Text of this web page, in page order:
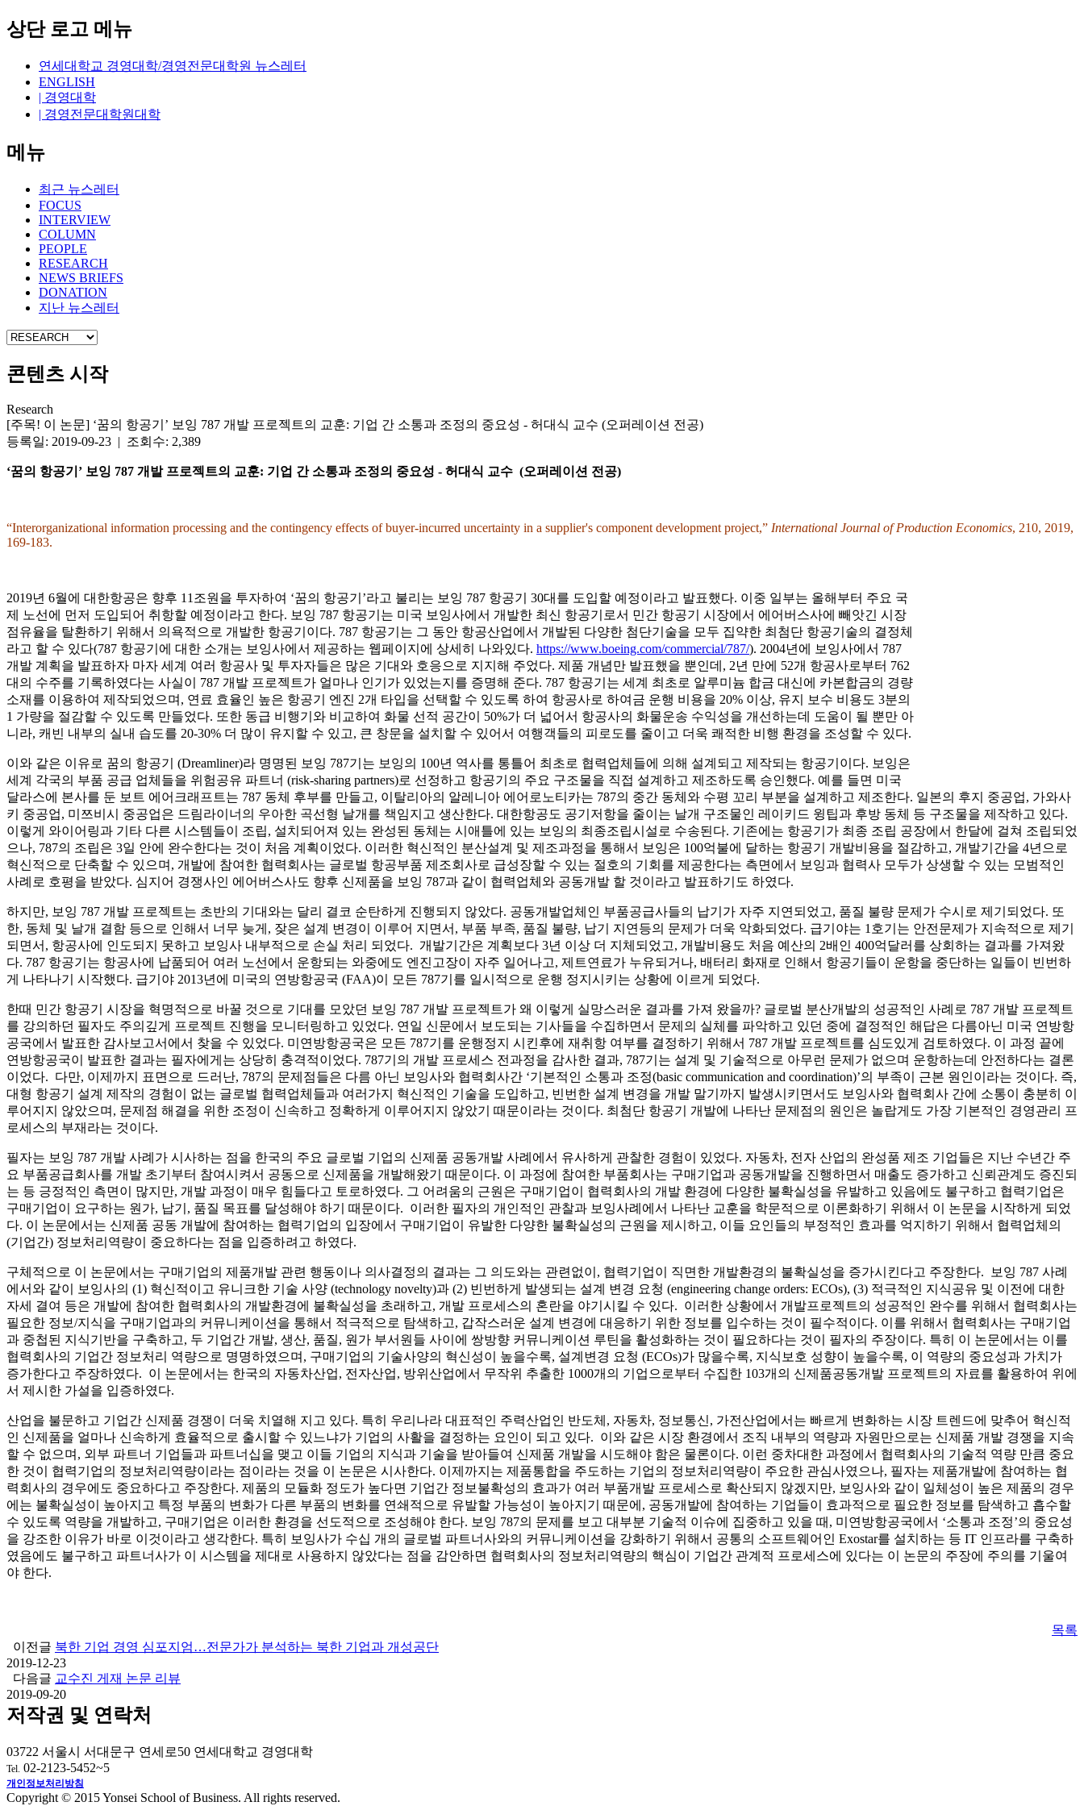
상단 로고 메뉴
연세대학교 경영대학/경영전문대학원 뉴스레터
ENGLISH
| 경영대학
| 경영전문대학원대학
메뉴
최근 뉴스레터
FOCUS
INTERVIEW
COLUMN
PEOPLE
RESEARCH
NEWS BRIEFS
DONATION
지난 뉴스레터
콘텐츠 시작
Research
[주목! 이 논문] ‘꿈의 항공기’ 보잉 787 개발 프로젝트의 교훈: 기업 간 소통과 조정의 중요성 - 허대식 교수 (오퍼레이션 전공)
등록일: 2019-09-23 | 조회수: 2,389
‘꿈의 항공기’ 보잉 787 개발 프로젝트의 교훈: 기업 간 소통과 조정의 중요성 - 허대식 교수 (오퍼레이션 전공)
“Interorganizational information processing and the contingency effects of buyer-incurred uncertainty in a supplier's component development project,” International Journal of Production Economics, 210, 2019,
169-183.
2019년 6월에 대한항공은 향후 11조원을 투자하여 ‘꿈의 항공기’라고 불리는 보잉 787 항공기 30대를 도입할 예정이라고 발표했다. 이중 일부는 올해부터 주요 국
제 노선에 먼저 도입되어 취항할 예정이라고 한다. 보잉 787 항공기는 미국 보잉사에서 개발한 최신 항공기로서 민간 항공기 시장에서 에어버스사에 빼앗긴 시장
점유율을 탈환하기 위해서 의욕적으로 개발한 항공기이다. 787 항공기는 그 동안 항공산업에서 개발된 다양한 첨단기술을 모두 집약한 최첨단 항공기술의 결정체
라고 할 수 있다(787 항공기에 대한 소개는 보잉사에서 제공하는 웹페이지에 상세히 나와있다. https://www.boeing.com/commercial/787/). 2004년에 보잉사에서 787
개발 계획을 발표하자 마자 세계 여러 항공사 및 투자자들은 많은 기대와 호응으로 지지해 주었다. 제품 개념만 발표했을 뿐인데, 2년 만에 52개 항공사로부터 762
대의 수주를 기록하였다는 사실이 787 개발 프로젝트가 얼마나 인기가 있었는지를 증명해 준다. 787 항공기는 세계 최초로 알루미늄 합금 대신에 카본합금의 경량
소재를 이용하여 제작되었으며, 연료 효율인 높은 항공기 엔진 2개 타입을 선택할 수 있도록 하여 항공사로 하여금 운행 비용을 20% 이상, 유지 보수 비용도 3분의
1 가량을 절감할 수 있도록 만들었다. 또한 동급 비행기와 비교하여 화물 선적 공간이 50%가 더 넓어서 항공사의 화물운송 수익성을 개선하는데 도움이 될 뿐만 아
니라, 캐빈 내부의 실내 습도를 20-30% 더 많이 유지할 수 있고, 큰 창문을 설치할 수 있어서 여행객들의 피로도를 줄이고 더욱 쾌적한 비행 환경을 조성할 수 있다.
이와 같은 이유로 꿈의 항공기 (Dreamliner)라 명명된 보잉 787기는 보잉의 100년 역사를 통틀어 최초로 협력업체들에 의해 설계되고 제작되는 항공기이다. 보잉은
세계 각국의 부품 공급 업체들을 위험공유 파트너 (risk-sharing partners)로 선정하고 항공기의 주요 구조물을 직접 설계하고 제조하도록 승인했다. 예를 들면 미국
달라스에 본사를 둔 보트 에어크래프트는 787 동체 후부를 만들고, 이탈리아의 알레니아 에어로노티카는 787의 중간 동체와 수평 꼬리 부분을 설계하고 제조한다. 일본의 후지 중공업, 가와사
키 중공업, 미쯔비시 중공업은 드림라이너의 우아한 곡선형 날개를 책임지고 생산한다. 대한항공도 공기저항을 줄이는 날개 구조물인 레이키드 윙팁과 후방 동체 등 구조물을 제작하고 있다.
이렇게 와이어링과 기타 다른 시스템들이 조립, 설치되어져 있는 완성된 동체는 시애틀에 있는 보잉의 최종조립시설로 수송된다. 기존에는 항공기가 최종 조립 공장에서 한달에 걸쳐 조립되었
으나, 787의 조립은 3일 안에 완수한다는 것이 처음 계획이었다. 이러한 혁신적인 분산설계 및 제조과정을 통해서 보잉은 100억불에 달하는 항공기 개발비용을 절감하고, 개발기간을 4년으로
혁신적으로 단축할 수 있으며, 개발에 참여한 협력회사는 글로벌 항공부품 제조회사로 급성장할 수 있는 절호의 기회를 제공한다는 측면에서 보잉과 협력사 모두가 상생할 수 있는 모범적인
사례로 호평을 받았다. 심지어 경쟁사인 에어버스사도 향후 신제품을 보잉 787과 같이 협력업체와 공동개발 할 것이라고 발표하기도 하였다.
하지만, 보잉 787 개발 프로젝트는 초반의 기대와는 달리 결코 순탄하게 진행되지 않았다. 공동개발업체인 부품공급사들의 납기가 자주 지연되었고, 품질 불량 문제가 수시로 제기되었다. 또
한, 동체 및 날개 결함 등으로 인해서 너무 늦게, 잦은 설계 변경이 이루어 지면서, 부품 부족, 품질 불량, 납기 지연등의 문제가 더욱 악화되었다. 급기야는 1호기는 안전문제가 지속적으로 제기
되면서, 항공사에 인도되지 못하고 보잉사 내부적으로 손실 처리 되었다. 개발기간은 계획보다 3년 이상 더 지체되었고, 개발비용도 처음 예산의 2배인 400억달러를 상회하는 결과를 가져왔
다. 787 항공기는 항공사에 납품되어 여러 노선에서 운항되는 와중에도 엔진고장이 자주 일어나고, 제트연료가 누유되거나, 배터리 화재로 인해서 항공기들이 운항을 중단하는 일들이 빈번하
게 나타나기 시작했다. 급기야 2013년에 미국의 연방항공국 (FAA)이 모든 787기를 일시적으로 운행 정지시키는 상황에 이르게 되었다.
한때 민간 항공기 시장을 혁명적으로 바꿀 것으로 기대를 모았던 보잉 787 개발 프로젝트가 왜 이렇게 실망스러운 결과를 가져 왔을까? 글로벌 분산개발의 성공적인 사례로 787 개발 프로젝트
를 강의하던 필자도 주의깊게 프로젝트 진행을 모니터링하고 있었다. 연일 신문에서 보도되는 기사들을 수집하면서 문제의 실체를 파악하고 있던 중에 결정적인 해답은 다름아닌 미국 연방항
공국에서 발표한 감사보고서에서 찾을 수 있었다. 미연방항공국은 모든 787기를 운행정지 시킨후에 재취항 여부를 결정하기 위해서 787 개발 프로젝트를 심도있게 검토하였다. 이 과정 끝에
연방항공국이 발표한 결과는 필자에게는 상당히 충격적이었다. 787기의 개발 프로세스 전과정을 감사한 결과, 787기는 설계 및 기술적으로 아무런 문제가 없으며 운항하는데 안전하다는 결론
이었다. 다만, 이제까지 표면으로 드러난, 787의 문제점들은 다름 아닌 보잉사와 협력회사간 ‘기본적인 소통과 조정(basic communication and coordination)’의 부족이 근본 원인이라는 것이다. 즉,
대형 항공기 설계 제작의 경험이 없는 글로벌 협력업체들과 여러가지 혁신적인 기술을 도입하고, 빈번한 설계 변경을 개발 말기까지 발생시키면서도 보잉사와 협력회사 간에 소통이 충분히 이
루어지지 않았으며, 문제점 해결을 위한 조정이 신속하고 정확하게 이루어지지 않았기 때문이라는 것이다. 최첨단 항공기 개발에 나타난 문제점의 원인은 놀랍게도 가장 기본적인 경영관리 프
로세스의 부재라는 것이다.
필자는 보잉 787 개발 사례가 시사하는 점을 한국의 주요 글로벌 기업의 신제품 공동개발 사례에서 유사하게 관찰한 경험이 있었다. 자동차, 전자 산업의 완성품 제조 기업들은 지난 수년간 주
요 부품공급회사를 개발 초기부터 참여시켜서 공동으로 신제품을 개발해왔기 때문이다. 이 과정에 참여한 부품회사는 구매기업과 공동개발을 진행하면서 매출도 증가하고 신뢰관계도 증진되
는 등 긍정적인 측면이 많지만, 개발 과정이 매우 힘들다고 토로하였다. 그 어려움의 근원은 구매기업이 협력회사의 개발 환경에 다양한 불확실성을 유발하고 있음에도 불구하고 협력기업은
구매기업이 요구하는 원가, 납기, 품질 목표를 달성해야 하기 때문이다. 이러한 필자의 개인적인 관찰과 보잉사례에서 나타난 교훈을 학문적으로 이론화하기 위해서 이 논문을 시작하게 되었
다. 이 논문에서는 신제품 공동 개발에 참여하는 협력기업의 입장에서 구매기업이 유발한 다양한 불확실성의 근원을 제시하고, 이들 요인들의 부정적인 효과를 억지하기 위해서 협력업체의
(기업간) 정보처리역량이 중요하다는 점을 입증하려고 하였다.
구체적으로 이 논문에서는 구매기업의 제품개발 관련 행동이나 의사결정의 결과는 그 의도와는 관련없이, 협력기업이 직면한 개발환경의 불확실성을 증가시킨다고 주장한다. 보잉 787 사례
에서와 같이 보잉사의 (1) 혁신적이고 유니크한 기술 사양 (technology novelty)과 (2) 빈번하게 발생되는 설계 변경 요청 (engineering change orders: ECOs), (3) 적극적인 지식공유 및 이전에 대한
자세 결여 등은 개발에 참여한 협력회사의 개발환경에 불확실성을 초래하고, 개발 프로세스의 혼란을 야기시킬 수 있다. 이러한 상황에서 개발프로젝트의 성공적인 완수를 위해서 협력회사는
필요한 정보/지식을 구매기업과의 커뮤니케이션을 통해서 적극적으로 탐색하고, 갑작스러운 설계 변경에 대응하기 위한 정보를 입수하는 것이 필수적이다. 이를 위해서 협력회사는 구매기업
과 중첩된 지식기반을 구축하고, 두 기업간 개발, 생산, 품질, 원가 부서원들 사이에 쌍방향 커뮤니케이션 루틴을 활성화하는 것이 필요하다는 것이 필자의 주장이다. 특히 이 논문에서는 이를
협력회사의 기업간 정보처리 역량으로 명명하였으며, 구매기업의 기술사양의 혁신성이 높을수록, 설계변경 요청 (ECOs)가 많을수록, 지식보호 성향이 높을수록, 이 역량의 중요성과 가치가
증가한다고 주장하였다. 이 논문에서는 한국의 자동차산업, 전자산업, 방위산업에서 무작위 추출한 1000개의 기업으로부터 수집한 103개의 신제품공동개발 프로젝트의 자료를 활용하여 위에
서 제시한 가설을 입증하였다.
산업을 불문하고 기업간 신제품 경쟁이 더욱 치열해 지고 있다. 특히 우리나라 대표적인 주력산업인 반도체, 자동차, 정보통신, 가전산업에서는 빠르게 변화하는 시장 트렌드에 맞추어 혁신적
인 신제품을 얼마나 신속하게 효율적으로 출시할 수 있느냐가 기업의 사활을 결정하는 요인이 되고 있다. 이와 같은 시장 환경에서 조직 내부의 역량과 자원만으로는 신제품 개발 경쟁을 지속
할 수 없으며, 외부 파트너 기업들과 파트너십을 맺고 이들 기업의 지식과 기술을 받아들여 신제품 개발을 시도해야 함은 물론이다. 이런 중차대한 과정에서 협력회사의 기술적 역량 만큼 중요
한 것이 협력기업의 정보처리역량이라는 점이라는 것을 이 논문은 시사한다. 이제까지는 제품통합을 주도하는 기업의 정보처리역량이 주요한 관심사였으나, 필자는 제품개발에 참여하는 협
력회사의 경우에도 중요하다고 주장한다. 제품의 모듈화 정도가 높다면 기업간 정보불확성의 효과가 여러 부품개발 프로세스로 확산되지 않겠지만, 보잉사와 같이 일체성이 높은 제품의 경우
에는 불확실성이 높아지고 특정 부품의 변화가 다른 부품의 변화를 연쇄적으로 유발할 가능성이 높아지기 때문에, 공동개발에 참여하는 기업들이 효과적으로 필요한 정보를 탐색하고 흡수할
수 있도록 역량을 개발하고, 구매기업은 이러한 환경을 선도적으로 조성해야 한다. 보잉 787의 문제를 보고 대부분 기술적 이슈에 집중하고 있을 때, 미연방항공국에서 ‘소통과 조정’의 중요성
을 강조한 이유가 바로 이것이라고 생각한다. 특히 보잉사가 수십 개의 글로벌 파트너사와의 커뮤니케이션을 강화하기 위해서 공통의 소프트웨어인 Exostar를 설치하는 등 IT 인프라를 구축하
였음에도 불구하고 파트너사가 이 시스템을 제대로 사용하지 않았다는 점을 감안하면 협력회사의 정보처리역량의 핵심이 기업간 관계적 프로세스에 있다는 이 논문의 주장에 주의를 기울여
야 한다.
목록
이전글 북한 기업 경영 심포지엄…전문가가 분석하는 북한 기업과 개성공단
2019-12-23
다음글 교수진 게재 논문 리뷰
2019-09-20
저작권 및 연락처
03722 서울시 서대문구 연세로50 연세대학교 경영대학
Tel. 02-2123-5452~5
개인정보처리방침
Copyright © 2015 Yonsei School of Business. All rights reserved.